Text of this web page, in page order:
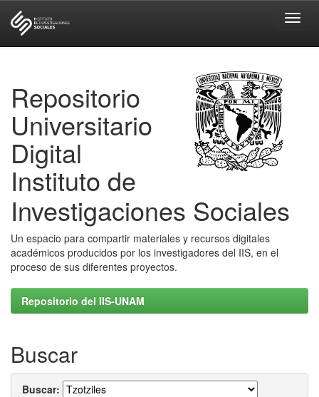
Repositorio
Universitario
Digital
Instituto de
Investigaciones Sociales
Un espacio para compartir materiales y recursos digitales
académicos producidos por los investigadores del IIS, en el
proceso de sus diferentes proyectos.
Repositorio del IIS-UNAM
Buscar
Buscar: